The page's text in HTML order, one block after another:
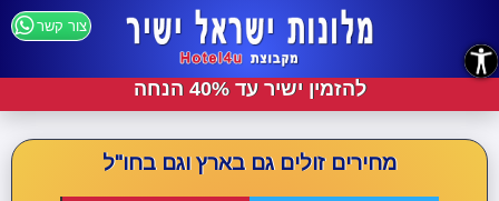
להזמין ישיר עד 40% הנחה
צור קשר
מחירים זולים גם בארץ וגם בחו"ל
נגישות